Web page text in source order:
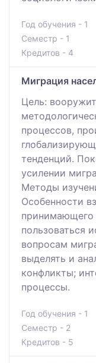
Год обучения - 1
Семестр - 1
Кредитов - 4
Миграция
Цель:
процессов,
тенденций.
усилении
Методы
Особенности
принимающего
пользоваться
вопросам
выделять и
конфликты;
процессы.
Год обучения - 1
Семестр - 2
Кредитов - 5